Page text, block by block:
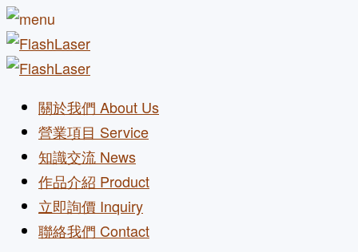
關於我們 About Us
營業項目 Service
知識交流 News
作品介紹 Product
立即詢價 Inquiry
聯絡我們 Contact